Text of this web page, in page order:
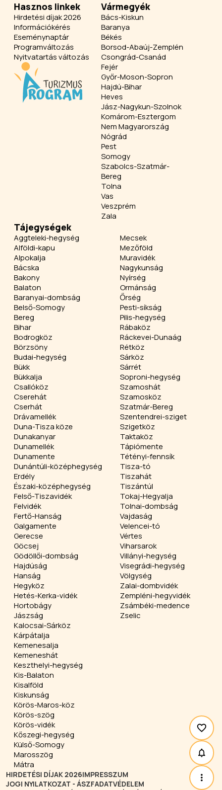
Hasznos linkek
Hirdetési díjak 2026
Információkérés
Eseménynaptár
Programváltozás
Nyitvatartás változás
Vármegyék
Bács-Kiskun
Baranya
Békés
Borsod-Abaúj-Zemplén
Csongrád-Csanád
Fejér
Győr-Moson-Sopron
Hajdú-Bihar
Heves
Jász-Nagykun-Szolnok
Komárom-Esztergom
Nem Magyarország
Nógrád
Pest
Somogy
Szabolcs-Szatmár-
Bereg
Tolna
Vas
Veszprém
Zala
Tájegységek
Aggteleki-hegység
Alföldi-kapu
Alpokalja
Bácska
Bakony
Balaton
Baranyai-dombság
Belső-Somogy
Bereg
Bihar
Bodrogköz
Börzsöny
Budai-hegység
Bükk
Bükkalja
Csallóköz
Cserehát
Cserhát
Drávamellék
Duna-Tisza köze
Dunakanyar
Dunamellék
Dunamente
Dunántúli-középhegység
Erdély
Északi-középhegység
Felső-Tiszavidék
Felvidék
Fertő-Hanság
Galgamente
Gerecse
Göcsej
Gödöllői-dombság
Hajdúság
Hanság
Hegyköz
Hetés-Kerka-vidék
Hortobágy
Jászság
Kalocsai-Sárköz
Kárpátalja
Kemenesalja
Kemeneshát
Keszthelyi-hegység
Kis-Balaton
Kisalföld
Kiskunság
Körös-Maros-köz
Körös-szög
Körös-vidék
Kőszegi-hegység
Külső-Somogy
Marosszög
Mátra
Mecsek
Mezőföld
Muravidék
Nagykunság
Nyírség
Ormánság
Őrség
Pesti-síkság
Pilis-hegység
Rábaköz
Ráckevei-Dunaág
Rétköz
Sárköz
Sárrét
Soproni-hegység
Szamoshát
Szamosköz
Szatmár-Bereg
Szentendrei-sziget
Szigetköz
Taktaköz
Tápiómente
Tétényi-fennsík
Tisza-tó
Tiszahát
Tiszántúl
Tokaj-Hegyalja
Tolnai-dombság
Vajdaság
Velencei-tó
Vértes
Viharsarok
Villányi-hegység
Visegrádi-hegység
Völgység
Zalai-dombvidék
Zempléni-hegyvidék
Zsámbéki-medence
Zselic
HIRDETÉSI DÍJAK 2026IMPRESSZUM
JOGI NYILATKOZAT - ÁSZFADATVÉDELEM